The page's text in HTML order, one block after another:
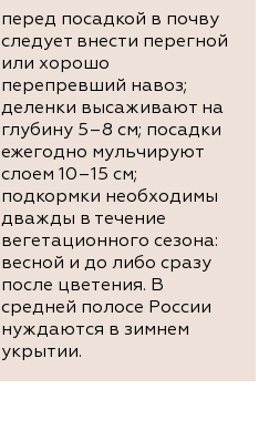
перед посадкой в почву
следует внести перегной
или хорошо
перепревший навоз;
деленки высаживают на
глубину 5–8 см; посадки
ежегодно мульчируют
слоем 10–15 см;
подкормки необходимы
дважды в течение
вегетационного сезона:
весной и до либо сразу
после цветения. В
средней полосе России
нуждаются в зимнем
укрытии.